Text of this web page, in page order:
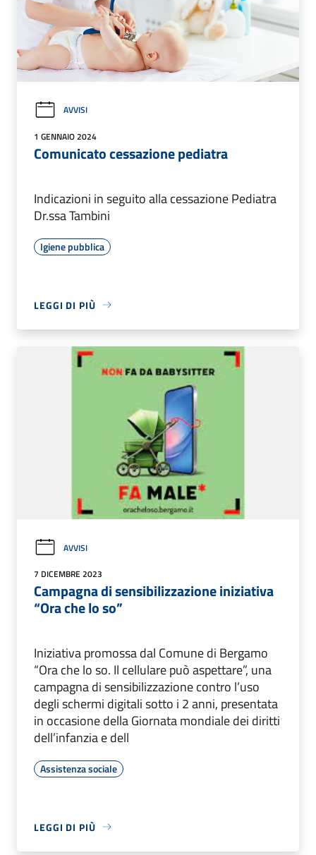
AVVISI
1 GENNAIO 2024
Comunicato cessazione pediatra
Indicazioni in seguito alla cessazione Pediatra
Dr.ssa Tambini
Igiene pubblica
LEGGI DI PIÙ
AVVISI
7 DICEMBRE 2023
Campagna di sensibilizzazione iniziativa
“Ora che lo so”
Iniziativa promossa dal Comune di Bergamo
“Ora che lo so. Il cellulare può aspettare”, una
campagna di sensibilizzazione contro l’uso
degli schermi digitali sotto i 2 anni, presentata
in occasione della Giornata mondiale dei diritti
dell’infanzia e dell
Assistenza sociale
LEGGI DI PIÙ